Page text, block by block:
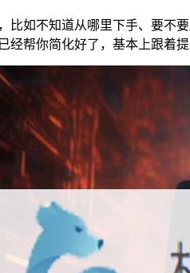
比如不知道从哪里下手、要不
经帮你简化好了，基本上跟着